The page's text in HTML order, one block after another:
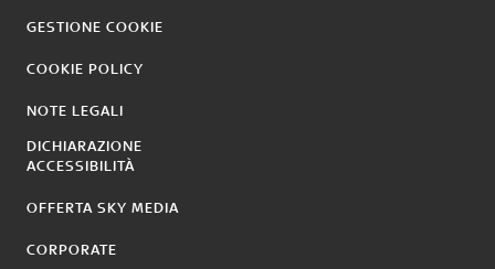
GESTIONE COOKIE
COOKIE POLICY
NOTE LEGALI
DICHIARAZIONE
ACCESSIBILITÀ
OFFERTA SKY MEDIA
CORPORATE